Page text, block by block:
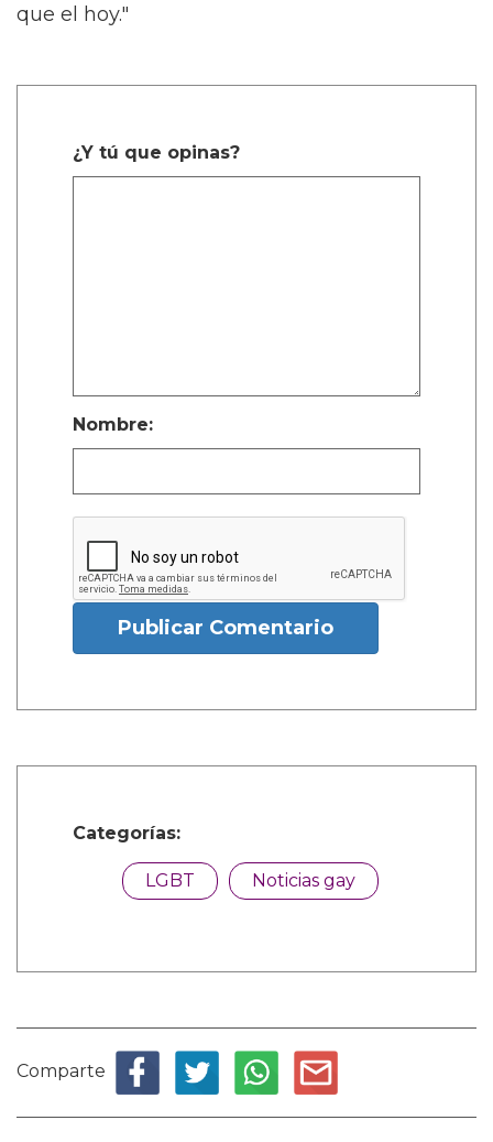
que el hoy."
¿Y tú que opinas?
Nombre:
Publicar Comentario
Categorías:
LGBT Noticias gay
Comparte